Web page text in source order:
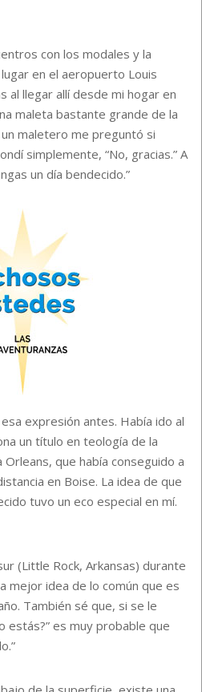
con los modales y la
en el aeropuerto Louis
al llegar allí desde mi hogar en
maleta bastante grande de la
maletero me preguntó si
simplemente, “No, gracias.” A
un día bendecido.”
expresión antes. Había ido al
un título en teología de la
que había conseguido a
en Boise. La idea de que
tuvo un eco especial en mí.
(Little Rock, Arkansas) durante
mejor idea de lo común que es
También sé que, si se le
estás?” es muy probable que